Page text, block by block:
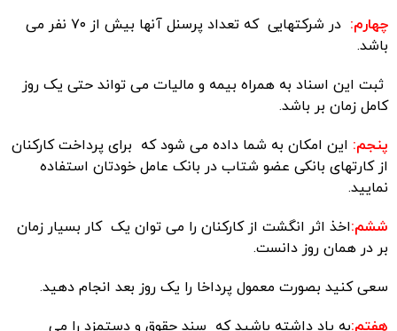
چهارم:
در شرکتهایی که تعداد پرسنل آنها بیش از ۷۰ نفر می
باشد.
ثبت این اسناد به همراه بیمه و مالیات می تواند حتی یک روز
کامل زمان بر باشد.
پنجم: این امکان به شما داده می شود که برای پرداخت کارکنان
از کارتهای بانکی عضو شتاب در بانک عامل خودتان استفاده
نمایید.
ششم:اخذ اثر انگشت از کارکنان را می توان یک کار بسیار زمان
بر در همان روز دانست.
سعی کنید بصورت معمول پرداخا را یک روز بعد انجام دهید.
هفتم:به یاد داشته باشید که سند حقوق و دستمزد را می